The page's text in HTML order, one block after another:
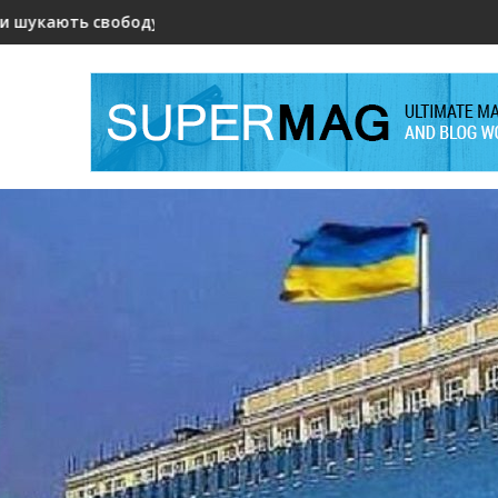
інцидент із ШІ відкрив складні питання безпеки
РОЗВІДКА ЧИ ЛОЯЛЬНІСТЬ?